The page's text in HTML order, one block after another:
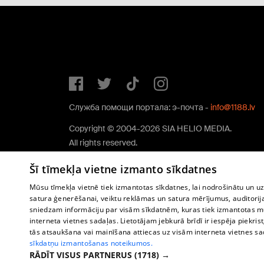
Служба помощи портала: э-почта - info@1188.lv
Copyright © 2004-2026 SIA HELIO MEDIA.
All rights reserved.
Šī tīmekļa vietne izmanto sīkdatnes
Mūsu tīmekļa vietnē tiek izmantotas sīkdatnes, lai nodrošinātu un
satura ģenerēšanai, veiktu reklāmas un satura mērījumus,
sniedzam informāciju par visām sīkdatnēm, kuras tiek izmantotas
interneta vietnes sadaļas. Lietotājam jebkurā brīdī ir iespēja
tās atsaukšana vai mainīšana attiecas uz visām interneta vietnes
sīkdatņu izmantošanas noteikumos.
RĀDĪT VISUS PARTNERUS (1718) →